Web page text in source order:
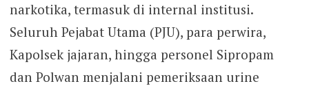
narkotika, termasuk di internal institusi.
Seluruh Pejabat Utama (PJU), para perwira,
Kapolsek jajaran, hingga personel Sipropam
dan Polwan menjalani pemeriksaan urine